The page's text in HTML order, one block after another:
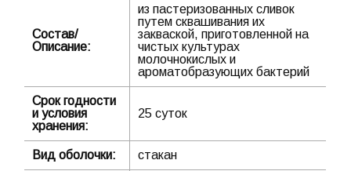
Состав/
Описание:
из пастеризованных сливок
путем сквашивания их
закваской, приготовленной на
чистых культурах
молочнокислых и
ароматобразующих бактерий
Срок годности
и условия
хранения:
25 суток
Вид оболочки: стакан